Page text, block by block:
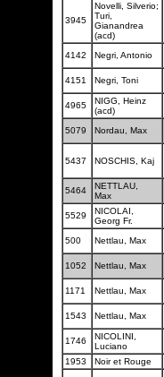
3945
Novelli, Silverio;
Turi,
Gianandrea
(acd)
4142 Negri, Antonio
4151 Negri, Toni
4965
NIGG, Heinz
(acd)
5079 Nordau, Max
5437 NOSCHIS, Kaj
5464
NETTLAU,
Max
5529
NICOLAI,
Georg Fr.
500 Nettlau, Max
1052 Nettlau, Max
1171 Nettlau, Max
1543 Nettlau, Max
1746
NICOLINI,
Luciano
1953 Noir et Rouge